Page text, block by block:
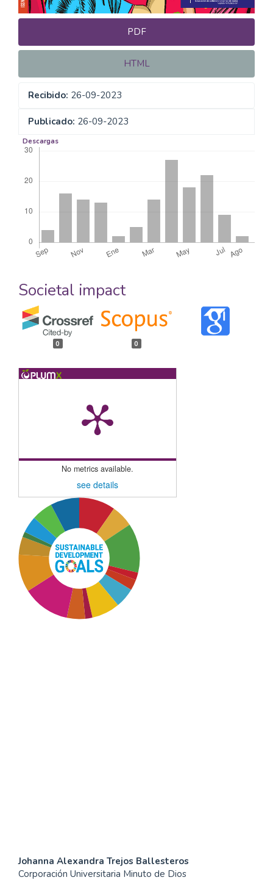
PDF
HTML
Recibido: 26-09-2023
Publicado: 26-09-2023
Descargas
Societal impact
0 0
No metrics available.
see details
Contenido
Johanna Alexandra Trejos Ballesteros
Corporación Universitaria Minuto de Dios